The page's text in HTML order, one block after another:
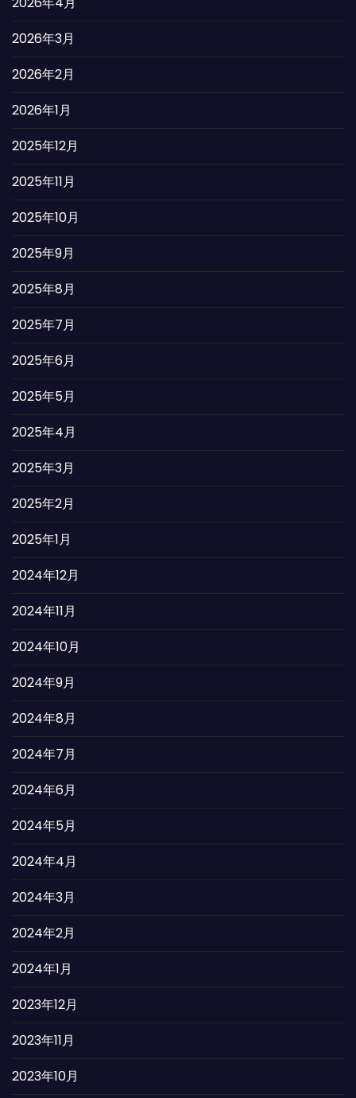
2026年3月
2026年2月
2026年1月
2025年12月
2025年11月
2025年10月
2025年9月
2025年8月
2025年7月
2025年6月
2025年5月
2025年4月
2025年3月
2025年2月
2025年1月
2024年12月
2024年11月
2024年10月
2024年9月
2024年8月
2024年7月
2024年6月
2024年5月
2024年4月
2024年3月
2024年2月
2024年1月
2023年12月
2023年11月
2023年10月